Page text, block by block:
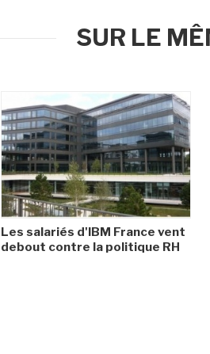
SUR LE
Les salariés d'IBM France vent
debout contre la politique RH